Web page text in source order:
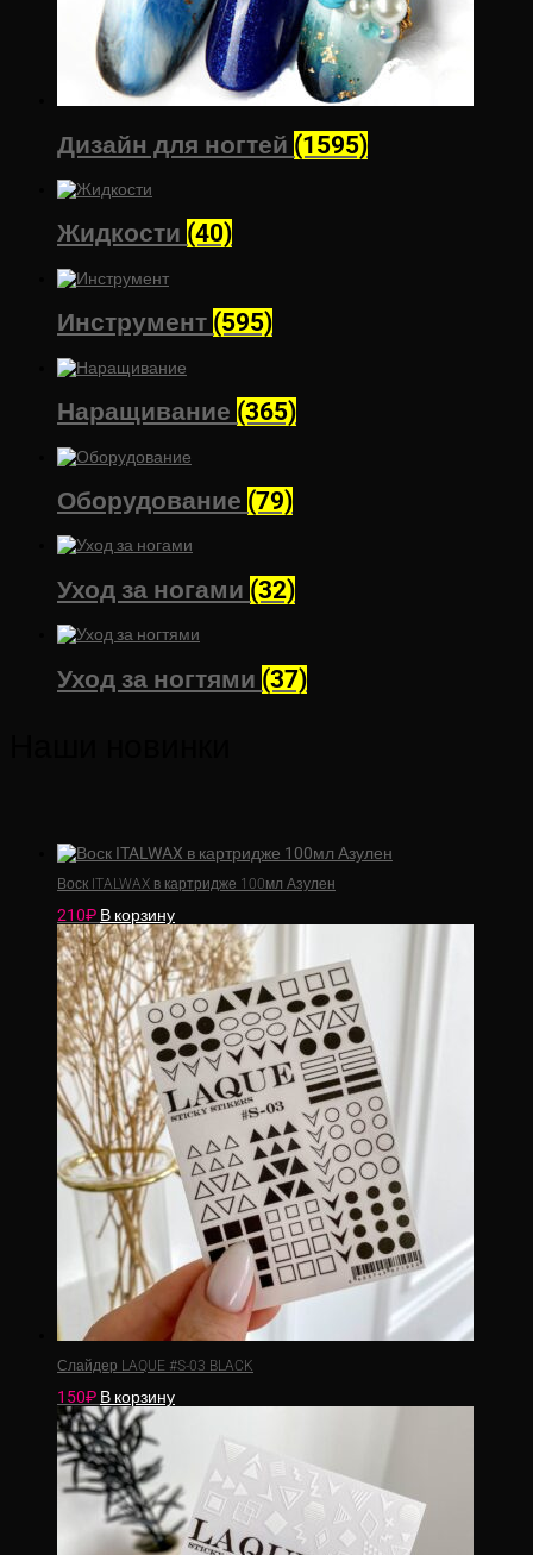
Дизайн для ногтей (1595)
Жидкости (40)
Инструмент (595)
Наращивание (365)
Оборудование (79)
Уход за ногами (32)
Уход за ногтями (37)
Воск ITALWAX в картридже 100мл Азулен
210₽ В корзину
Слайдер LAQUE #S-03 BLACK
150₽ В корзину